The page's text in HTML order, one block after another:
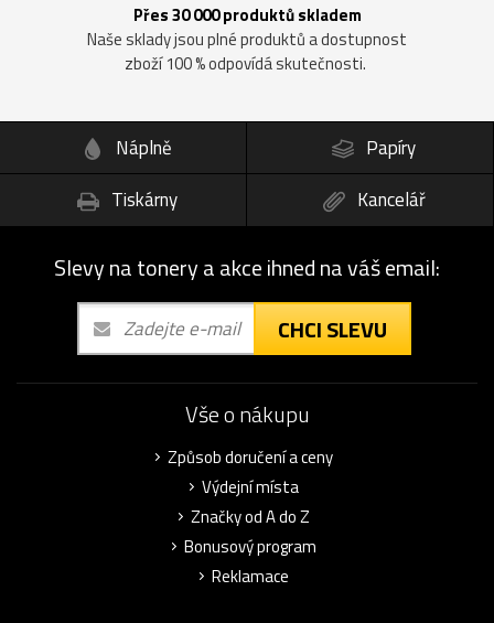
Přes 30 000 produktů skladem
Naše sklady jsou plné produktů a dostupnost
zboží 100 % odpovídá skutečnosti.
Náplně
Papíry
Tiskárny
Kancelář
Slevy na tonery a akce ihned na váš email:
CHCI SLEVU
Vše o nákupu
Způsob doručení a ceny
Výdejní místa
Značky od A do Z
Bonusový program
Reklamace